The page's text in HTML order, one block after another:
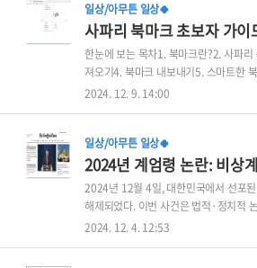
화도 시도해 볼 겸, 관련 온라인 강의를
맞는 강의를 발견했다. 바로 '콜로소'라
였다.목차1. 콜로소란 무엇인가?2. 선택
스 블로그 마스터3. 선택한 강의의 주요
혜택과 할인 정보5. 결론: 블로그를 시
란 무엇인가? 콜로소(Coloso)..
일상/아무튼 일상🍀
한눈에 보는 목차1. 북마크란?2. 사파
져오기4. 북마크 내보내기5. 스마트한
문 1. 북마크란?북마크는 웹 브라우저에
기'라고도 많이 부른다. 최근 맥북을 포
전으로 업그레이드했다. 이번 업데이트
선되었다는 소식을 듣고 크롬에서 사파
었다. 하지만 그동안 크롬에서 모아둔
꽤 많은 시간을 허비했다. 나처럼 고생
포스팅을 준비했다. 2. 사파리 북마크, 제..
2024. 12. 9. 14:00
일상/아무튼 일상🍀
2024년 12월 4일, 대한민국에서 선포
해제되었다. 이번 사건은 법적·정치적
의 체제의 건강성을 평가하는 계기가
2024. 12. 4. 12:53